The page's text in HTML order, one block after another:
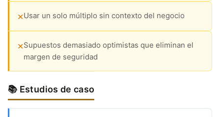
✕Usar un solo múltiplo sin contexto del negocio
✕Supuestos demasiado optimistas que eliminan el
margen de seguridad
📚 Estudios de caso